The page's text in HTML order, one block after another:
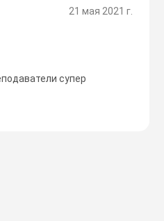
21 мая 2021 г.
супер